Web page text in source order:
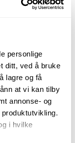
personlige
ditt, ved å bruke
lagre og få
at vi kan tilby
annonse- og
i hvilke